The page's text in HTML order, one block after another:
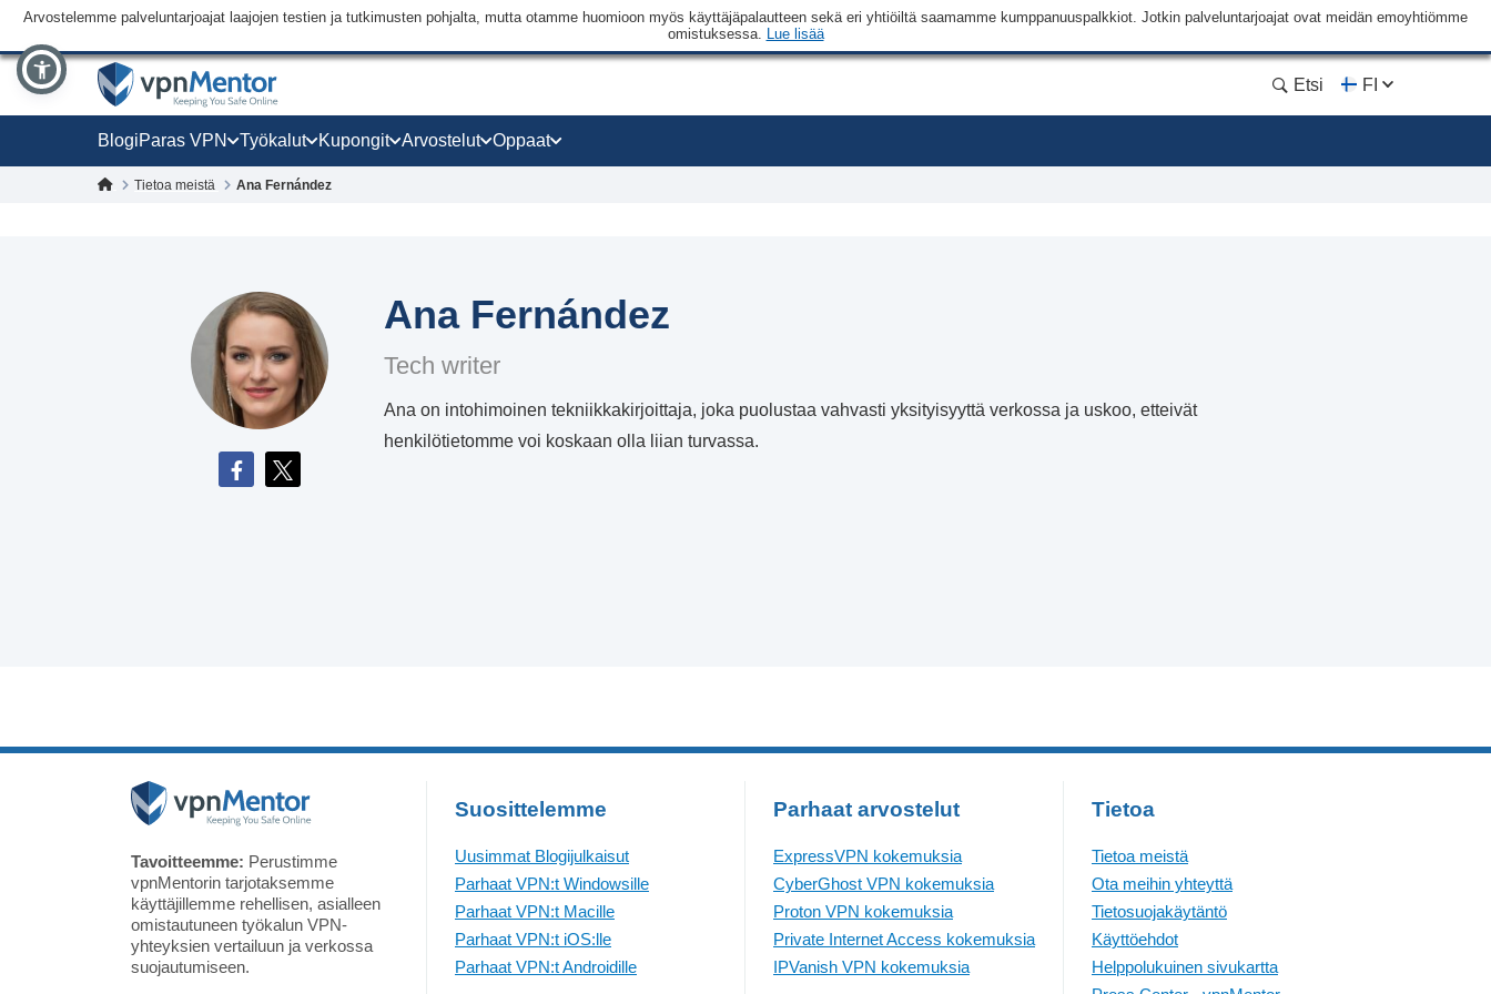
Arvostelemme palveluntarjoajat laajojen testien ja tutkimusten pohjalta, mutta otamme huomioon myös käyttäjäpalautteen sekä eri yhtiöiltä saamamme kumppanuuspalkkiot. Jotkin palveluntarjoajat ovat meidän emoyhtiömme
omistuksessa. Lue lisää
Etsi FI
BlogiParas VPN Työkalut Kupongit Arvostelut Oppaat
Tietoa meistä Ana Fernández
Ana Fernández
Tech writer
Ana on intohimoinen tekniikkakirjoittaja, joka puolustaa vahvasti yksityisyyttä verkossa ja uskoo, etteivät
henkilötietomme voi koskaan olla liian turvassa.
Tavoitteemme: Perustimme
vpnMentorin tarjotaksemme
käyttäjillemme rehellisen, asialleen
omistautuneen työkalun VPN-
yhteyksien vertailuun ja verkossa
suojautumiseen.
Suosittelemme
Uusimmat Blogijulkaisut
Parhaat VPN:t Windowsille
Parhaat VPN:t Macille
Parhaat VPN:t iOS:lle
Parhaat VPN:t Androidille
Parhaat arvostelut
ExpressVPN kokemuksia
CyberGhost VPN kokemuksia
Proton VPN kokemuksia
Private Internet Access kokemuksia
IPVanish VPN kokemuksia
Tietoa
Tietoa meistä
Ota meihin yhteyttä
Tietosuojakäytäntö
Käyttöehdot
Helppolukuinen sivukartta